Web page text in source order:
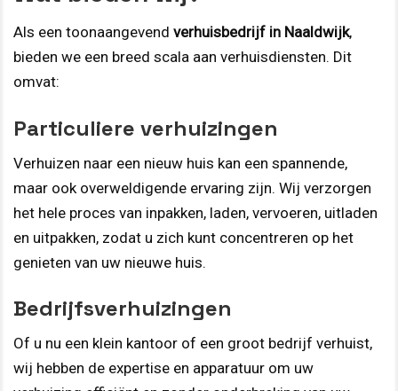
Als een toonaangevend verhuisbedrijf in Naaldwijk,
bieden we een breed scala aan verhuisdiensten. Dit
omvat:
Particuliere verhuizingen
Verhuizen naar een nieuw huis kan een spannende,
maar ook overweldigende ervaring zijn. Wij verzorgen
het hele proces van inpakken, laden, vervoeren, uitladen
en uitpakken, zodat u zich kunt concentreren op het
genieten van uw nieuwe huis.
Bedrijfsverhuizingen
Of u nu een klein kantoor of een groot bedrijf verhuist,
wij hebben de expertise en apparatuur om uw